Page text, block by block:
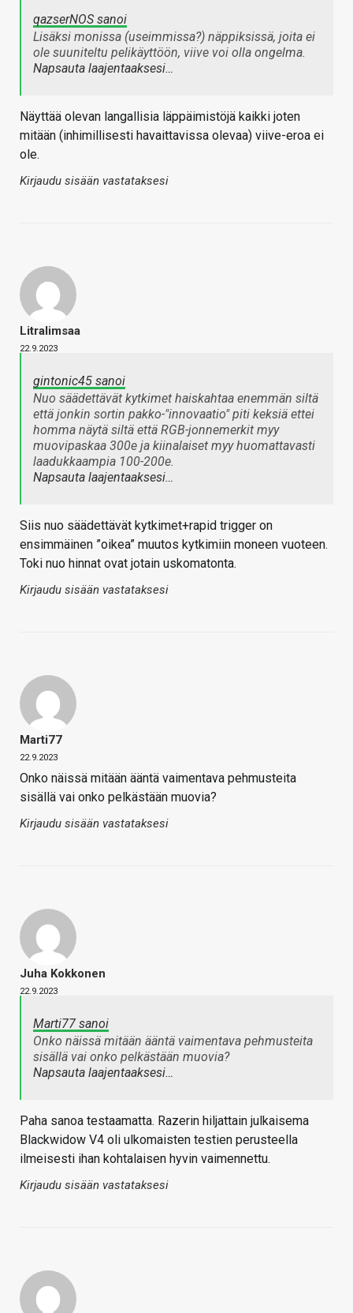
qazserNOS sanoi
Lisäksi monissa (useimmissa?) näppiksissä, joita ei
ole suuniteltu pelikäyttöön, viive voi olla ongelma.
Napsauta laajentaaksesi…
Näyttää olevan langallisia läppäimistöjä kaikki joten
mitään (inhimillisesti havaittavissa olevaa) viive-eroa ei
ole.
Kirjaudu sisään vastataksesi
Litralimsaa
22.9.2023
gintonic45 sanoi
Nuo säädettävät kytkimet haiskahtaa enemmän siltä
että jonkin sortin pakko-"innovaatio" piti keksiä ettei
homma näytä siltä että RGB-jonnemerkit myy
muovipaskaa 300e ja kiinalaiset myy huomattavasti
laadukkaampia 100-200e.
Napsauta laajentaaksesi…
Siis nuo säädettävät kytkimet+rapid trigger on
ensimmäinen ”oikea” muutos kytkimiin moneen vuoteen.
Toki nuo hinnat ovat jotain uskomatonta.
Kirjaudu sisään vastataksesi
Marti77
22.9.2023
Onko näissä mitään ääntä vaimentava pehmusteita
sisällä vai onko pelkästään muovia?
Kirjaudu sisään vastataksesi
Juha Kokkonen
22.9.2023
Marti77 sanoi
Onko näissä mitään ääntä vaimentava pehmusteita
sisällä vai onko pelkästään muovia?
Napsauta laajentaaksesi…
Paha sanoa testaamatta. Razerin hiljattain julkaisema
Blackwidow V4 oli ulkomaisten testien perusteella
ilmeisesti ihan kohtalaisen hyvin vaimennettu.
Kirjaudu sisään vastataksesi